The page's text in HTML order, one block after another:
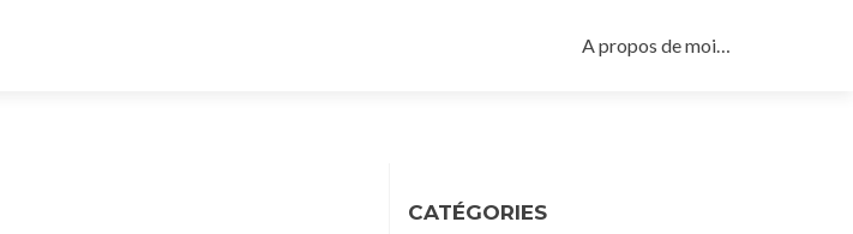
au
A propos de moi…
CATÉGORIES